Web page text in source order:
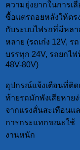
ความยุ่งยากในการเลื
ซื้อแตรถอยหลังให้ตร
กับระบบไฟรถที่มีหลา
หลาย (รถเก๋ง 12V, รถ
บรรทุก 24V, รถยกไฟ
48V-80V)
อุปกรณ์แจ้งเตือนที่ติด
ท้ายรถมักพังเสียหายง่
จากแรงสั่นสะเทือนแ
การกระแทกขณะใช้
งานหนัก